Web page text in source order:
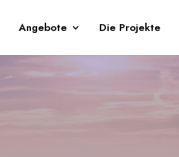
Angebote Die Projekte